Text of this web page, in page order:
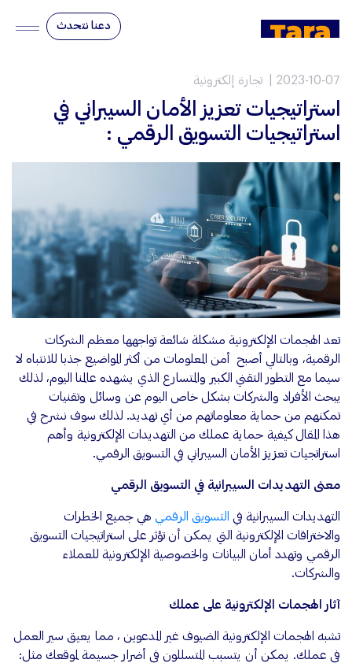
دعنا نتحدث
2023-10-07 تجارة إلكترونية
استراتيجيات تعزيز الأمان السيبراني في
استراتيجيات التسويق الرقمي :
تعد الهجمات الإلكترونية مشكلة شائعة تواجهها معظم الشركات
الرقمية، وبالتالي أصبح أمن المعلومات من أكثر المواضيع جذبا للانتباه لا
سيما مع التطور التقني الكبير والمتسارع الذي يشهده عالمنا اليوم، لذلك
يبحث الأفراد والشركات بشكل خاص اليوم عن وسائل وتقنيات
تمكنهم من حماية معلوماتهم من أي تهديد. لذلك سوف نشرح في
هذا المقال كيفية حماية عملك من التهديدات الإلكترونية وأهم
استراتجيات تعزيز الأمان السيبراني في التسويق الرقمي.
معنى التهديدات السيبرانية في التسويق الرقمي
التهديدات السيبرانية في التسويق الرقمي هي جميع الخطرات
والاختراقات الإلكترونية التي يمكن أن تؤثر على استراتيجيات التسويق
الرقمي وتهدد أمان البيانات والخصوصية الإلكترونية للعملاء
والشركات.
آثار الهجمات الإلكترونية على عملك
تشبه الهجمات الإلكترونية الضيوف غير المدعوين ، مما يعيق سير العمل
في عملك. يمكن أن يتسبب المتسللون في أضرار جسيمة لموقعك مثل: